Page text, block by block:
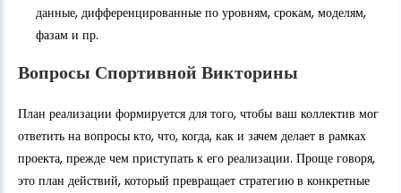
данные, дифференцированные по уровням, срокам, моделям,
фазам и пр.
Вопросы Спортивной Викторины
План реализации формируется для того, чтобы ваш коллектив мог
ответить на вопросы кто, что, когда, как и зачем делает в рамках
проекта, прежде чем приступать к его реализации. Проще говоря,
это план действий, который превращает стратегию в конкретные